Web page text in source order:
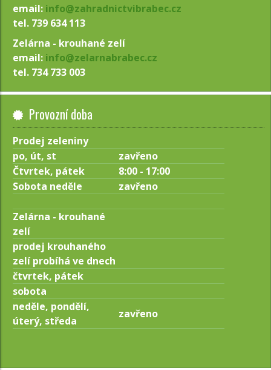
email: info@zahradnictvibrabec.cz
tel. 739 634 113
Zelárna - krouhané zelí
email: info@zelarnabrabec.cz
tel. 734 733 003
Provozní doba
Prodej zeleniny
po, út, st
zavřeno
Čtvrtek, pátek
8:00 - 17:00
Sobota neděle
zavřeno
Zelárna - krouhané
zelí
prodej krouhaného
zelí probíhá ve dnech
čtvrtek, pátek
sobota
neděle, pondělí,
úterý, středa
zavřeno